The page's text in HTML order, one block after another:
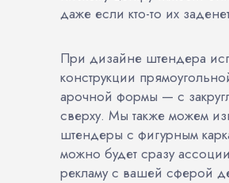
даже если кто-то их
При дизайне штендера
конструкции
арочной формы — с
сверху. Мы также можем
штендеры с фигурным
можно будет сразу
рекламу с вашей сферой